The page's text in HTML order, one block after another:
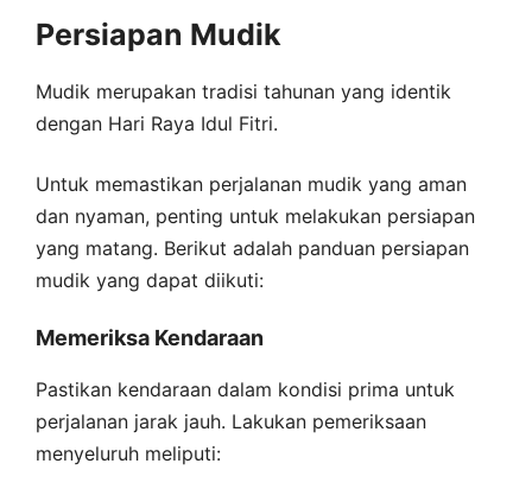
Persiapan Mudik
Mudik merupakan tradisi tahunan yang identik
dengan Hari Raya Idul Fitri.
Untuk memastikan perjalanan mudik yang aman
dan nyaman, penting untuk melakukan persiapan
yang matang. Berikut adalah panduan persiapan
mudik yang dapat diikuti:
Memeriksa Kendaraan
Pastikan kendaraan dalam kondisi prima untuk
perjalanan jarak jauh. Lakukan pemeriksaan
menyeluruh meliputi: